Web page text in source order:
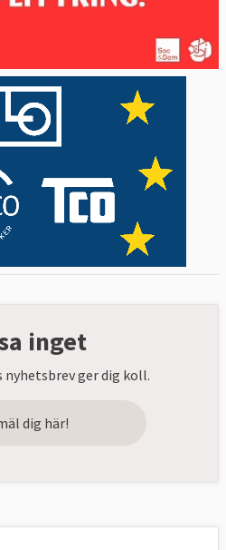
inget
ger dig koll.
dig här!